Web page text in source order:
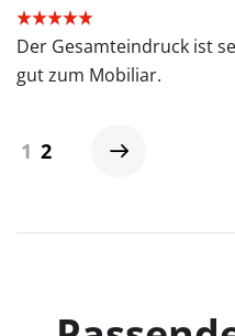
Der Gesamteindruck ist
gut zum Mobiliar.
1 2